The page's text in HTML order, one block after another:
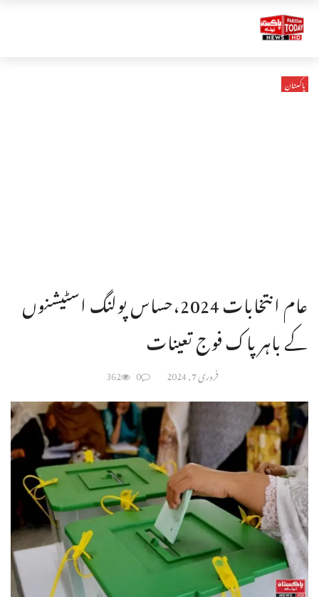
پاکستان
عام انتخابات 2024،حساس پولنگ اسٹیشنوں
کے باہر پاک فوج تعینات
فروری 7, 2024 0
362